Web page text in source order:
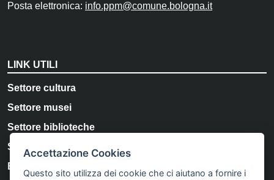
Posta elettronica: info.ppm@comune.bologna.it
LINK UTILI
Settore cultura
Settore musei
Settore biblioteche
Storia e Memoria di Bologna
Bologna Welcome
Accettazione Cookies
Questo sito utilizza dei cookie che ci aiutano a fornire i